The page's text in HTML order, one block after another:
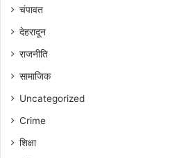
चंपावत
देहरादून
राजनीति
सामाजिक
Uncategorized
Crime
शिक्षा